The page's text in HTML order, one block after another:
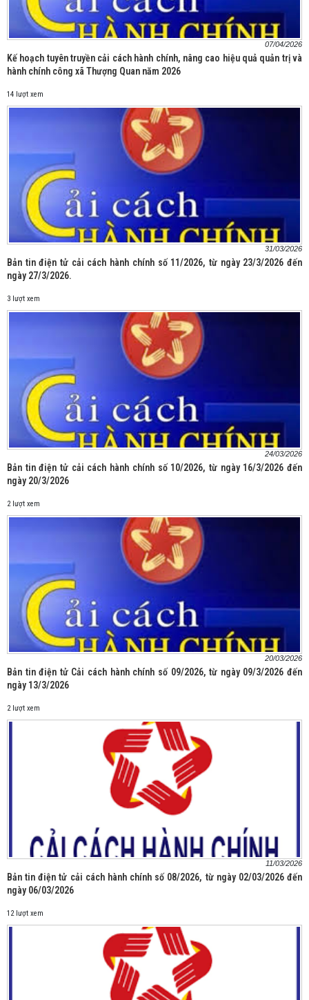
07/04/2026
Kế hoạch tuyên truyền cải cách hành chính, nâng cao hiệu quả quản trị và
hành chính công xã Thượng Quan năm 2026
14 lượt xem
31/03/2026
Bản tin điện tử cải cách hành chính số 11/2026, từ ngày 23/3/2026 đến
ngày 27/3/2026.
3 lượt xem
24/03/2026
Bản tin điện tử cải cách hành chính số 10/2026, từ ngày 16/3/2026 đến
ngày 20/3/2026
2 lượt xem
20/03/2026
Bản tin điện tử Cải cách hành chính số 09/2026, từ ngày 09/3/2026 đến
ngày 13/3/2026
2 lượt xem
11/03/2026
Bản tin điện tử cải cách hành chính số 08/2026, từ ngày 02/03/2026 đến
ngày 06/03/2026
12 lượt xem